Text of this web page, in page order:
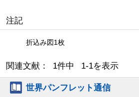
注記
折込み図1枚
関連文献： 1件中 1-1を表示
世界パンフレット通信